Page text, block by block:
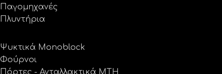
Παγομηχανές
Πλυντήρια
Ψυκτικά Monoblock
Φούρνοι